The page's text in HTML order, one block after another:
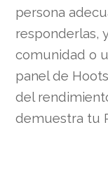
persona
responderlas,
comunidad o
panel de
del
demuestra tu